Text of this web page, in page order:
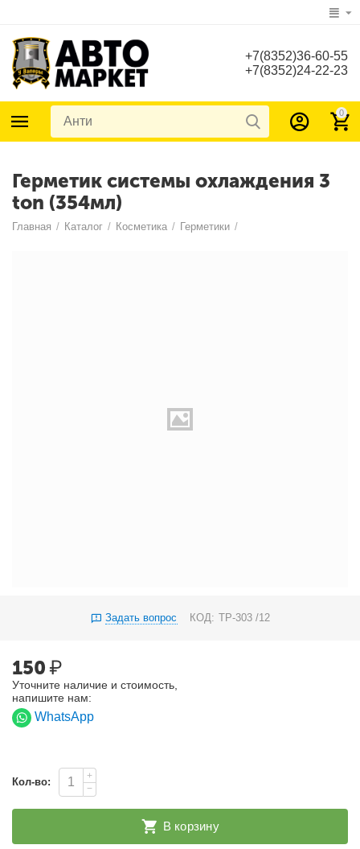
+7(8352)36-60-55
+7(8352)24-22-23
0
Герметик системы охлаждения 3
ton (354мл)
Главная / Каталог / Косметика / Герметики /
Задать вопрос КОД: ТР-303 /12
150₽
Уточните наличие и стоимость,
напишите нам:
WhatsApp
Кол-во:
+
−
В корзину